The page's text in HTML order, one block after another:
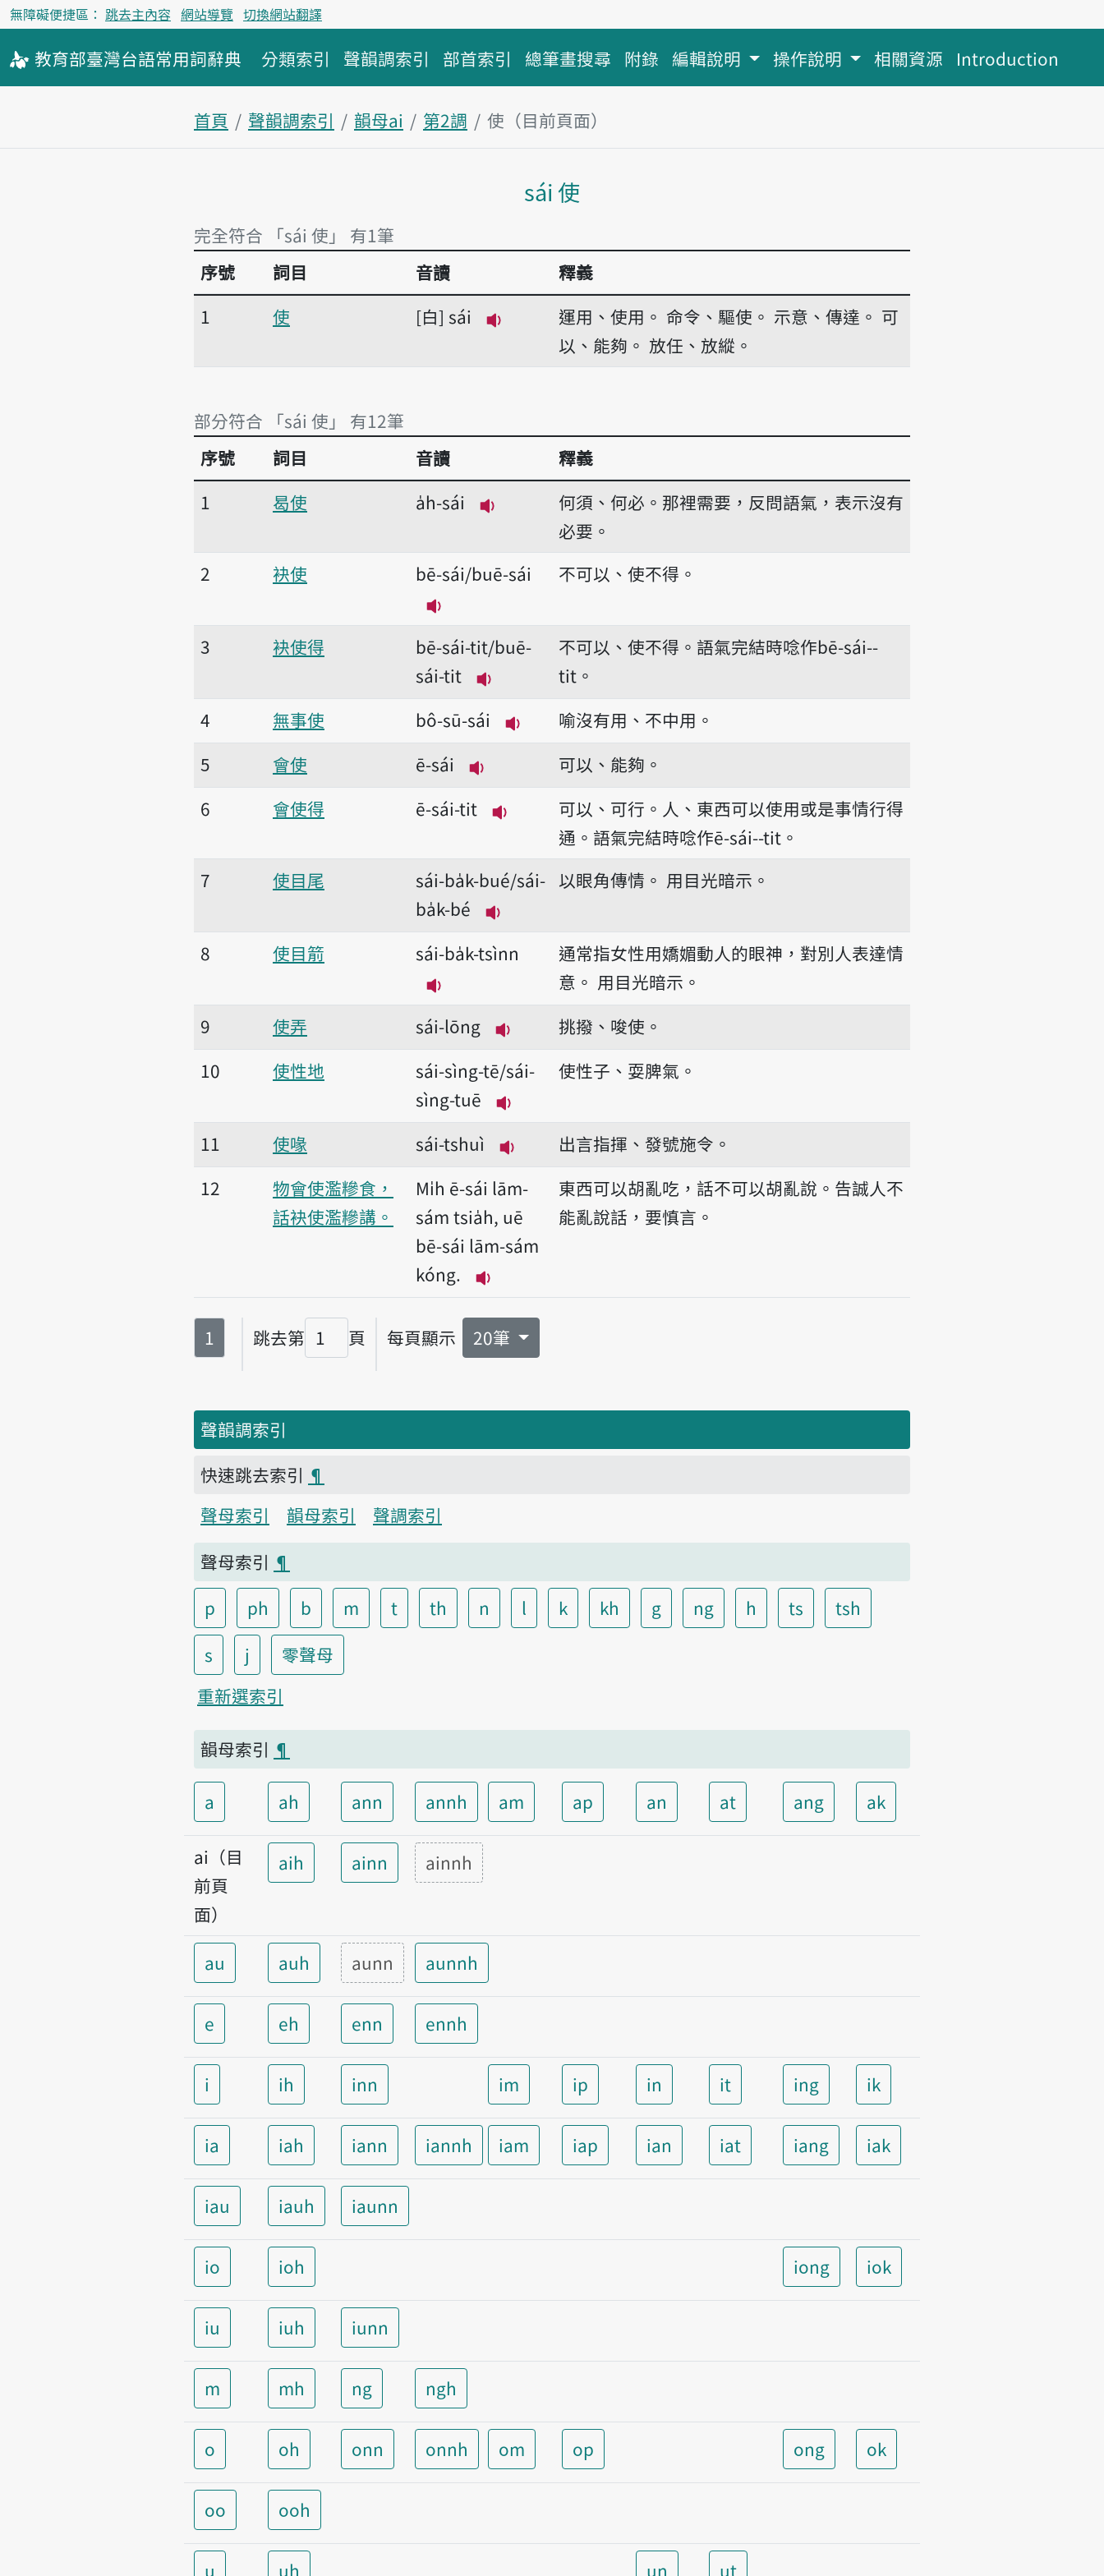
無障礙便捷區： 跳去主內容 網站導覽 切換網站翻譯
教育部臺灣台語常用詞辭典 分類索引 聲韻調索引 部首索引 總筆畫搜尋 附錄 編輯說明 操作說明 相關資源 Introduction
首頁 聲韻調索引 韻母ai 第2調
使（目前頁面）
sái 使
完全符合 「sái 使」 有1筆
完全符合 「sái 使」 有1筆
序號 詞目 音讀
釋義
1
使 白 sái
播放音讀sái
運用、使用。 命令、驅使。 示意、傳達。 可
以、能夠。 放任、放縱。
部分符合 「sái 使」 有12筆
部分符合 「sái 使」 有12筆
序號 詞目 音讀
釋義
1
曷使
a̍h-sái
播放音讀a̍h-sái
何須、何必。那裡需要，反問語氣，表示沒有
必要。
2
袂使 bē-sái/buē-sái
播放音讀bē-sái/buē-sái
不可以、使不得。
3 袂使得
bē-sái-tit/buē-
sái-tit
播放音讀bē-sái-tit/buē-sái-tit
不可以、使不得。語氣完結時唸作bē-sái--
tit。
4
無事使
bô-sū-sái
播放音讀bô-sū-sái
喻沒有用、不中用。
5
會使
ē-sái
播放音讀ē-sái
可以、能夠。
6
會使得
ē-sái-tit
播放音讀ē-sái-tit
可以、可行。人、東西可以使用或是事情行得
通。語氣完結時唸作ē-sái--tit。
7
使目尾
sái-ba̍k-bué/sái-
ba̍k-bé
播放音讀sái-ba̍k-bué/sái-ba̍k-bé
以眼角傳情。 用目光暗示。
8 使目箭 sái-ba̍k-tsìnn
播放音讀sái-ba̍k-tsìnn
通常指女性用嬌媚動人的眼神，對別人表達情
意。 用目光暗示。
9
使弄
sái-lōng
播放音讀sái-lōng
挑撥、唆使。
10
使性地
sái-sìng-tē/sái-
sìng-tuē
播放音讀sái-sìng-tē/sái-sìng-tuē
使性子、耍脾氣。
11 使喙
sái-tshuì
播放音讀sái-tshuì
出言指揮、發號施令。
12
物會使濫糝食，
話袂使濫糝講。
Mi̍h ē-sái lām-
sám tsia̍h, uē
bē-sái lām-sám
kóng.
播放音讀Mi̍h ē-sái lām-sám tsia̍h, uē bē-sái lām-sám kóng.
東西可以胡亂吃，話不可以胡亂說。告誠人不
能亂說話，要慎言。
第
1 跳去第
頁碼
頁 每頁顯示 20筆
聲韻調索引
快速跳去索引 ¶
聲母索引
韻母索引
聲調索引
聲母索引 ¶
p
ph b m t th n l k kh g ng h ts
tsh
s
j
零聲母
重新選索引
韻母索引 ¶
a ah ann annh am ap an at ang ak
ai（目
前頁
面）
aih ainn ainnh
au auh aunn aunnh
e eh enn ennh
i ih inn im ip in it ing ik
ia iah iann iannh iam iap ian iat iang iak
iau iauh iaunn
io ioh iong iok
iu iuh iunn
m mh ng ngh
o oh onn onnh om op ong ok
oo ooh
u uh un ut